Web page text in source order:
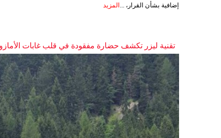
إضافية بشأن القرار، ... المزيد
تقنية ليزر تكشف حضارة مفقودة في قلب غابات